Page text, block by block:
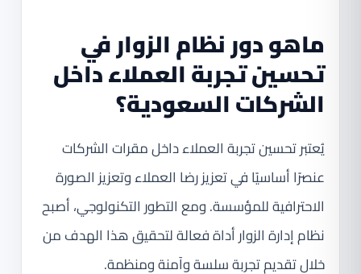
ماهو دور نظام الزوار في
تحسين تجربة العملاء داخل
الشركات السعودية؟
يُعتبر تحسين تجربة العملاء داخل مقرات الشركات
عنصرًا أساسيًا في تعزيز رضا العملاء وتعزيز الصورة
الاحترافية للمؤسسة. ومع التطور التكنولوجي، أصبح
نظام إدارة الزوار أداة فعالة لتحقيق هذا الهدف من
خلال تقديم تجربة سلسة وآمنة ومنظمة.